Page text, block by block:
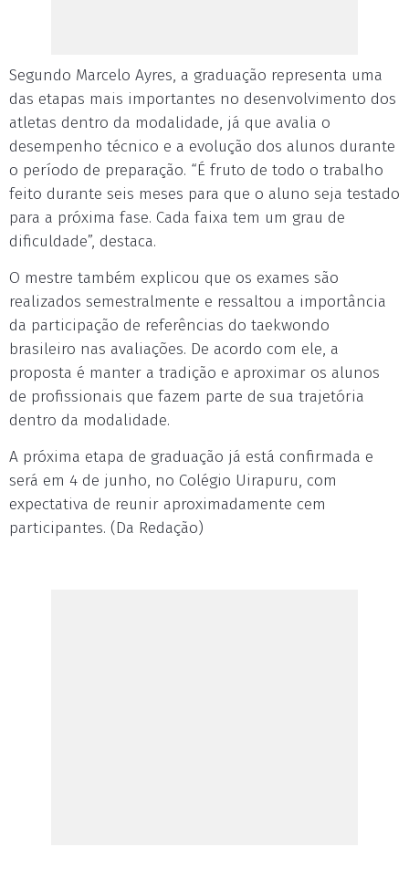
Segundo Marcelo Ayres, a graduação representa uma
das etapas mais importantes no desenvolvimento dos
atletas dentro da modalidade, já que avalia o
desempenho técnico e a evolução dos alunos durante
o período de preparação. “É fruto de todo o trabalho
feito durante seis meses para que o aluno seja testado
para a próxima fase. Cada faixa tem um grau de
dificuldade”, destaca.
O mestre também explicou que os exames são
realizados semestralmente e ressaltou a importância
da participação de referências do taekwondo
brasileiro nas avaliações. De acordo com ele, a
proposta é manter a tradição e aproximar os alunos
de profissionais que fazem parte de sua trajetória
dentro da modalidade.
A próxima etapa de graduação já está confirmada e
será em 4 de junho, no Colégio Uirapuru, com
expectativa de reunir aproximadamente cem
participantes. (Da Redação)